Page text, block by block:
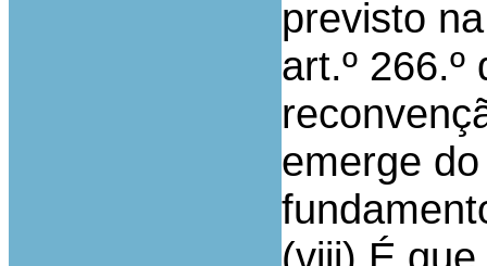
previsto
art.º
emerge